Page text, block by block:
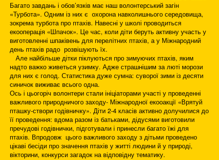
Багато завдань і обов’язків має наш волонтерський загін
«Турбота». Одним із них є охорона навколишнього середовища,
зокрема турбота про птахів. Навесні у школі проводиться
екооперація «Шпачок». Це час, коли діти беруть активну участь у
виготовленні шпаківень для перелітних птахів, а у Міжнародний
день птахів радо розвішують їх.
Але найбільше дітки піклуються про зимуючих птахів, яким
надто важко живеться узимку. Адже страшнішим за люті морози
для них є голод. Статистика дуже сумна: суворої зими із десяти
синичок виживає всього одна.
Ось і цьогоріч волонтери стали ініціаторами участі у проведенні
важливого природничого заходу- Міжнародної екооакції «Врятуй
пташку-створи годівничку». Діти 2-4 класів активно долучилися до
її проведення: вдома разом із батьками, дідусями виготовили
пречудові годівнички, підготували і принесли багато їжі для
птахів. Впродовж цього важливого заходу з дітьми проведено
цікаві бесіди про значення птахів у житті людини й у природі,
вікторини, конкурси загадок на відповідну тематику.